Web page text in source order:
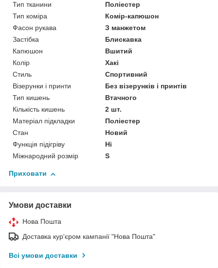
Тип тканини
Поліестер
Тип коміра
Комір-капюшон
Фасон рукава
З манжетом
Застібка
Блискавка
Капюшон
Вшитий
Колір
Хакі
Стиль
Спортивний
Візерунки і принти
Без візерунків і принтів
Тип кишень
Втачного
Кількість кишень
2 шт.
Матеріал підкладки
Поліестер
Стан
Новий
Функція підігріву
Ні
Міжнародний розмір
S
Приховати
Умови доставки
Нова Пошта
Доставка кур'єром кампанії "Нова Пошта"
Всі умови доставки